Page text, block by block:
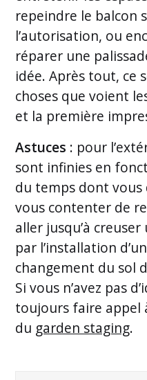
repeindre le balcon
l’autorisation, ou
réparer une
idée. Après tout, ce
choses que voient
et la première
Astuces : pour
sont infinies en
du temps dont vous
vous contenter de
aller jusqu’à
par l’installation
changement du sol
Si vous n’avez pas
toujours faire appel
du garden staging.